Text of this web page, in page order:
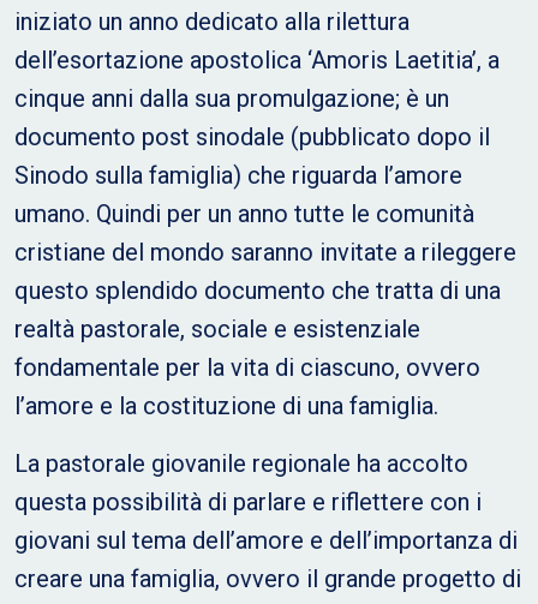
iniziato un anno dedicato alla rilettura
dell’esortazione apostolica ‘Amoris Laetitia’, a
cinque anni dalla sua promulgazione; è un
documento post sinodale (pubblicato dopo il
Sinodo sulla famiglia) che riguarda l’amore
umano. Quindi per un anno tutte le comunità
cristiane del mondo saranno invitate a rileggere
questo splendido documento che tratta di una
realtà pastorale, sociale e esistenziale
fondamentale per la vita di ciascuno, ovvero
l’amore e la costituzione di una famiglia.
La pastorale giovanile regionale ha accolto
questa possibilità di parlare e riflettere con i
giovani sul tema dell’amore e dell’importanza di
creare una famiglia, ovvero il grande progetto di